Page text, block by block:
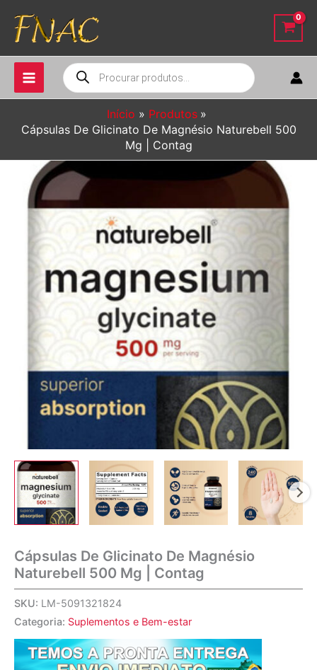
para
conteúdo
Pesquisar
produtos
Início
Produtos
Cápsulas De Glicinato De Magnésio Naturebell 500
Mg | Contag
Cápsulas De Glicinato De Magnésio
Naturebell 500 Mg | Contag
SKU: LM-5091321824
Categoria: Suplementos e Bem-estar